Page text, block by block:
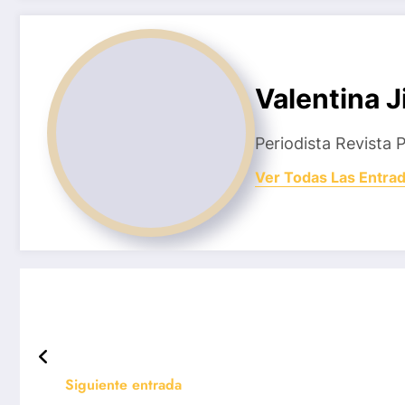
Valentina
Periodista Revista
Ver Todas Las
Siguiente entrada